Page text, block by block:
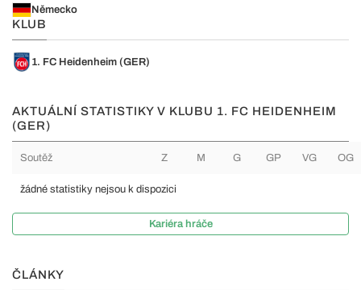
Německo
KLUB
1. FC Heidenheim (GER)
AKTUÁLNÍ STATISTIKY V KLUBU 1. FC HEIDENHEIM
(GER)
Soutěž Z M G GP VG OG
žádné statistiky nejsou k dispozici
Kariéra hráče
ČLÁNKY